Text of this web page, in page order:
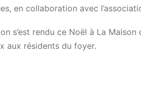
en collaboration avec
s’est rendu ce Noël à La
aux résidents du foyer.